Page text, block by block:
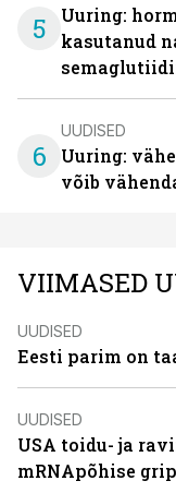
5
Uuring:
kasutanud
6
UUDISED
Uuring:
võib
VIIMASED
UUDISED
Eesti parim on
UUDISED
USA toidu- ja
mRNApõhise